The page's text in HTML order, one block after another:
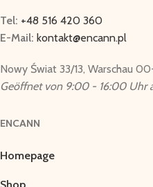
Tel: +48 516 420 360
E-Mail: kontakt@encann.pl
Nowy Świat 33/13, Warschau
Geöffnet von 9:00 - 16:00 Uhr
ENCANN
Homepage